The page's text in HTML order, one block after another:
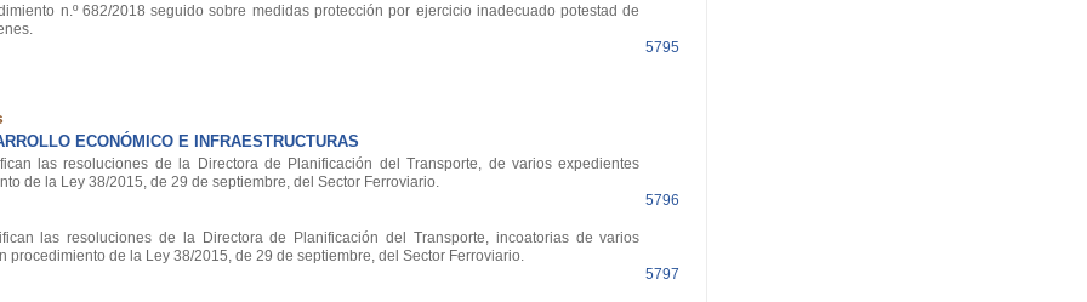
n.º 682/2018 seguido sobre medidas protección por ejercicio inadecuado potestad de
5795
ECONÓMICO E INFRAESTRUCTURAS
las resoluciones de la Directora de Planificación del Transporte, de varios expedientes
de la Ley 38/2015, de 29 de septiembre, del Sector Ferroviario.
5796
las resoluciones de la Directora de Planificación del Transporte, incoatorias de varios
procedimiento de la Ley 38/2015, de 29 de septiembre, del Sector Ferroviario.
5797